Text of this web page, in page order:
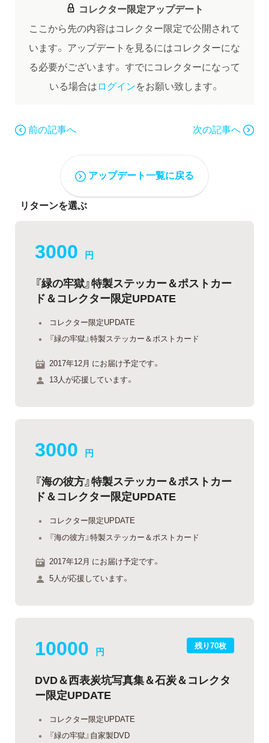
コレクター限定アップデート
ここから先の内容はコレクター限定で公開されて
います。 アップデートを見るにはコレクターにな
る必要がございます。 すでにコレクターになって
いる場合はログインをお願い致します。
前の記事へ 次の記事へ
アップデート一覧に戻る
リターンを選ぶ
3000 円
『緑の牢獄』特製ステッカー＆ポストカー
ド＆コレクター限定UPDATE
コレクター限定UPDATE
『緑の牢獄』特製ステッカー＆ポストカード
2017年12月 にお届け予定です。
13人が応援しています。
3000 円
『海の彼方』特製ステッカー＆ポストカー
ド＆コレクター限定UPDATE
コレクター限定UPDATE
『海の彼方』特製ステッカー＆ポストカード
2017年12月 にお届け予定です。
5人が応援しています。
残り70枚
10000 円
DVD＆西表炭坑写真集＆石炭＆コレクタ
ー限定UPDATE
コレクター限定UPDATE
『緑の牢獄』自家製DVD